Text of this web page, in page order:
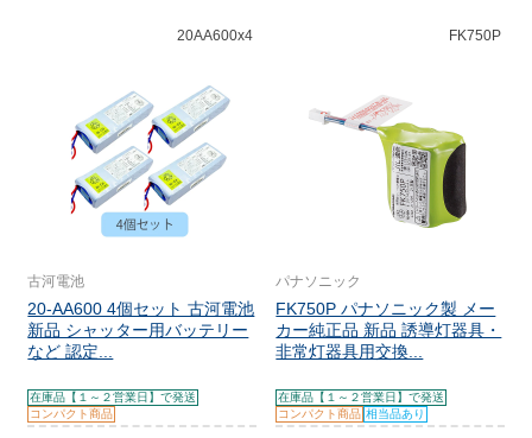
20AA600x4
古河電池
20-AA600 4個セット 古河電池
新品 シャッター用バッテリー
など 認定...
在庫品【１～２営業日】で発送
コンパクト商品
FK750P
パナソニック
FK750P パナソニック製 メー
カー純正品 新品 誘導灯器具・
非常灯器具用交換...
在庫品【１～２営業日】で発送
コンパクト商品 相当品あり